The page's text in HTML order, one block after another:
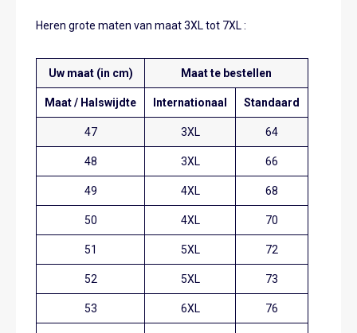
Heren grote maten van maat 3XL tot 7XL :
Uw maat (in cm) Maat te bestellen
Maat / Halswijdte Internationaal Standaard
47 3XL 64
48 3XL 66
49 4XL 68
50 4XL 70
51 5XL 72
52 5XL 73
53 6XL 76